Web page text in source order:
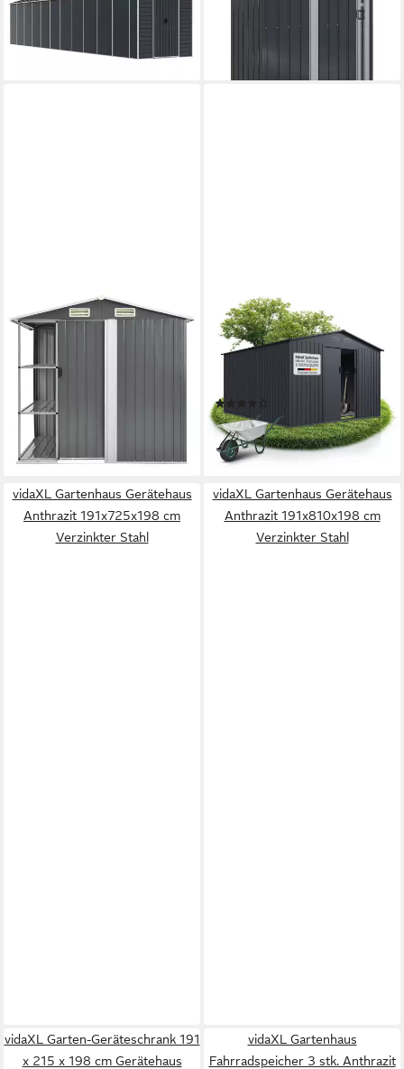
Verzinkter Stahl
mtl. in 48 Raten
lieferbar - in 4-5 Werktagen bei dir
ab 194,99 €
lieferbar - in 4-5 Werktagen bei dir
Gartenhaus Gartenhaus mit
Eisen
13,81 €mtl. in 24 Raten
lieferbar - in 4-5 Werktagen bei dir
JUSKYS
Gartenhaus XXL, BxT:
314x282 cm, mit Satteldach,
Fundamentrahmen & 14 m³
409,99 €
14,71 € mtl. in 36 Raten
lieferbar - in 3-4 Werktagen bei dir
vidaXL Gartenhaus Gerätehaus
Anthrazit 191x725x198 cm
Verzinkter Stahl
vidaXL Gartenhaus Gerätehaus
Anthrazit 191x810x198 cm
Verzinkter Stahl
vidaXL Garten-Geräteschrank 191
x 215 x 198 cm Gerätehaus
vidaXL Gartenhaus
Fahrradspeicher 3 stk. Anthrazit